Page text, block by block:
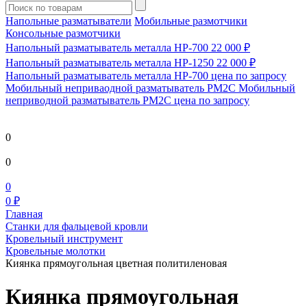
Напольные разматыватели Мобильные размотчики
Консольные размотчики
Напольный разматыватель металла HP-700 22 000 ₽
Напольный разматыватель металла HP-1250 22 000 ₽
Напольный разматыватель металла HP-700 цена по запросу
Мобильный непривaодной разматыватель РМ2С Мобильный
неприводной разматыватель РМ2С цена по запросу
0
0
0
0 ₽
Главная
Станки для фальцевой кровли
Кровельный инструмент
Кровельные молотки
Киянка прямоугольная цветная политиленовая
Киянка прямоугольная